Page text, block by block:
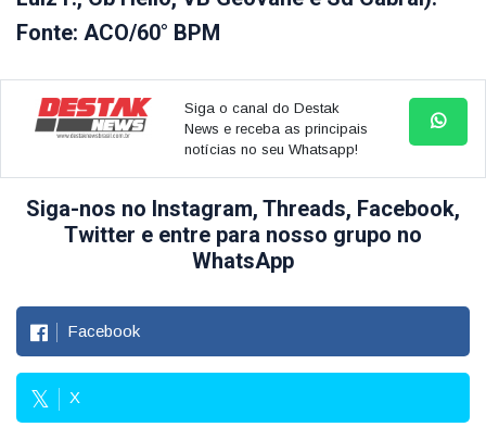
Fonte: ACO/60° BPM
Siga o canal do Destak
News e receba as principais
notícias no seu Whatsapp!
Siga-nos no Instagram, Threads, Facebook,
Twitter e entre para nosso grupo no
WhatsApp
Facebook
X